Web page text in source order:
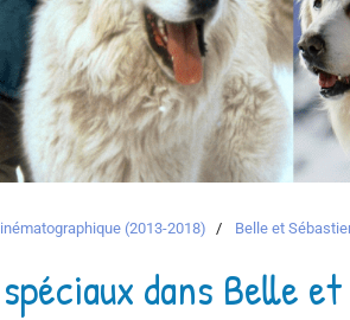
(2013-2018) Belle et
dans Belle